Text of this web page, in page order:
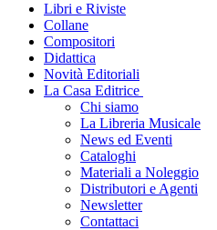
Libri e Riviste
Collane
Compositori
Didattica
Novità Editoriali
La Casa Editrice
Chi siamo
La Libreria Musicale
News ed Eventi
Cataloghi
Materiali a Noleggio
Distributori e Agenti
Newsletter
Contattaci